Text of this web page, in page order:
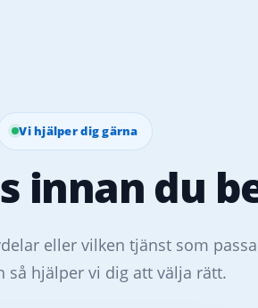
Vi hjälper dig gärna
innan du
eller vilken tjänst som
så hjälper vi dig att välja rätt.